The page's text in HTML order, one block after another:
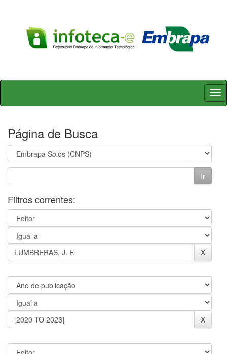
Skip
Página de Busca
Filtros correntes: